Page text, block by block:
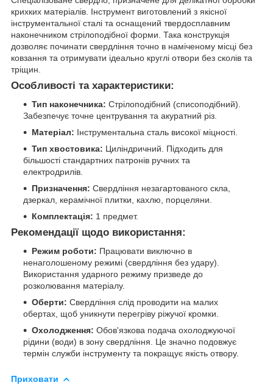
крихких матеріалів. Інструмент виготовлений з якісної
інструментальної сталі та оснащений твердосплавним
наконечником стрілоподібної форми. Така конструкція
дозволяє починати свердління точно в наміченому місці без
ковзання та отримувати ідеально круглі отвори без сколів та
тріщин.
Особливості та характеристики:
Тип наконечника: Стрілоподібний (списоподібний).
Забезпечує точне центрування та акуратний різ.
Матеріал: Інструментальна сталь високої міцності.
Тип хвостовика: Циліндричний. Підходить для
більшості стандартних патронів ручних та
електродрилів.
Призначення: Свердління незагартованого скла,
дзеркал, керамічної плитки, кахлю, порцеляни.
Комплектація: 1 предмет.
Рекомендації щодо використання:
Режим роботи: Працювати виключно в
ненаголошеному режимі (свердління без удару).
Використання ударного режиму призведе до
розколювання матеріалу.
Оберти: Свердління слід проводити на малих
обертах, щоб уникнути перегріву ріжучої кромки.
Охолодження: Обов'язкова подача охолоджуючої
рідини (води) в зону свердління. Це значно подовжує
термін служби інструменту та покращує якість отвору.
Приховати